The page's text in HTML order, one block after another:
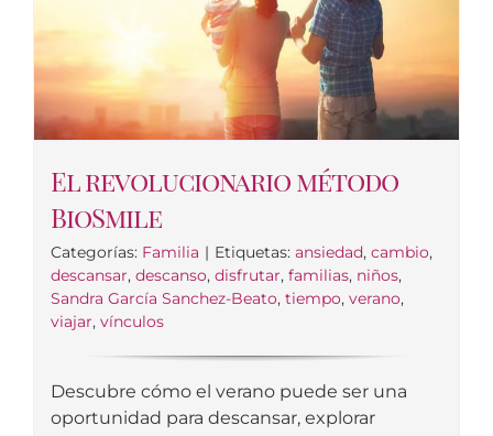
El revolucionario método
BioSmile
Categorías: Familia | Etiquetas: ansiedad, cambio,
descansar, descanso, disfrutar, familias, niños,
Sandra García Sanchez-Beato, tiempo, verano,
viajar, vínculos
Descubre cómo el verano puede ser una
oportunidad para descansar, explorar